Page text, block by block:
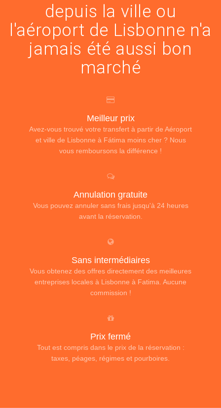
depuis la ville ou
l'aéroport de Lisbonne n'a
jamais été aussi bon
marché
Meilleur prix
Avez-vous trouvé votre transfert à partir de Aéroport
et ville de Lisbonne à Fátima moins cher ? Nous
vous remboursons la différence !
Annulation gratuite
Vous pouvez annuler sans frais jusqu'à 24 heures
avant la réservation.
Sans intermédiaires
Vous obtenez des offres directement des meilleures
entreprises locales à Lisbonne à Fatima. Aucune
commission !
Prix fermé
Tout est compris dans le prix de la réservation :
taxes, péages, régimes et pourboires.